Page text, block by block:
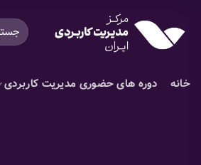
content
جستجو
برای:
خانه دوره های حضوری مدیریت کاربردی